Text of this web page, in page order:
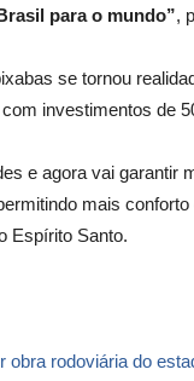
para o mundo”,
se tornou
investimentos de
e agora vai garantir
mais
Espírito Santo.
obra rodoviária do